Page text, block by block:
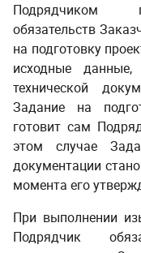
Подрядчиком
обязательств
на подготовку
исходные данные,
технической
Задание на
готовит сам
этом случае
документации
момента его
При выполнении
Подрядчик